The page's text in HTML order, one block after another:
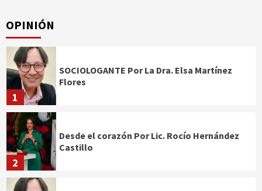
OPINIÓN
1
SOCIOLOGANTE Por La Dra. Elsa Martínez
Flores
2
Desde el corazón Por Lic. Rocío Hernández
Castillo